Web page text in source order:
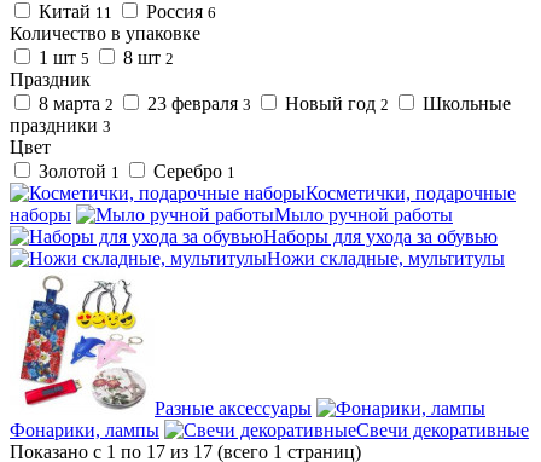
Китай 11 Россия 6
Количество в упаковке
1 шт 5 8 шт 2
Праздник
8 марта 2 23 февраля 3 Новый год 2
Школьные
праздники 3
Цвет
Золотой 1 Серебро 1
Косметички, подарочные
наборы
Мыло ручной работы
Наборы для ухода за обувью
Ножи складные, мультитулы
Разные аксессуары
Фонарики, лампы
Свечи декоративные
Показано с 1 по 17 из 17 (всего 1 страниц)